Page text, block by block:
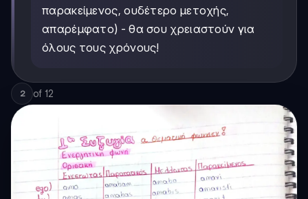
παρακείμενος, ουδέτερο μετοχής,
απαρέμφατο) - θα σου χρειαστούν για
όλους τους χρόνους!
2 of 12